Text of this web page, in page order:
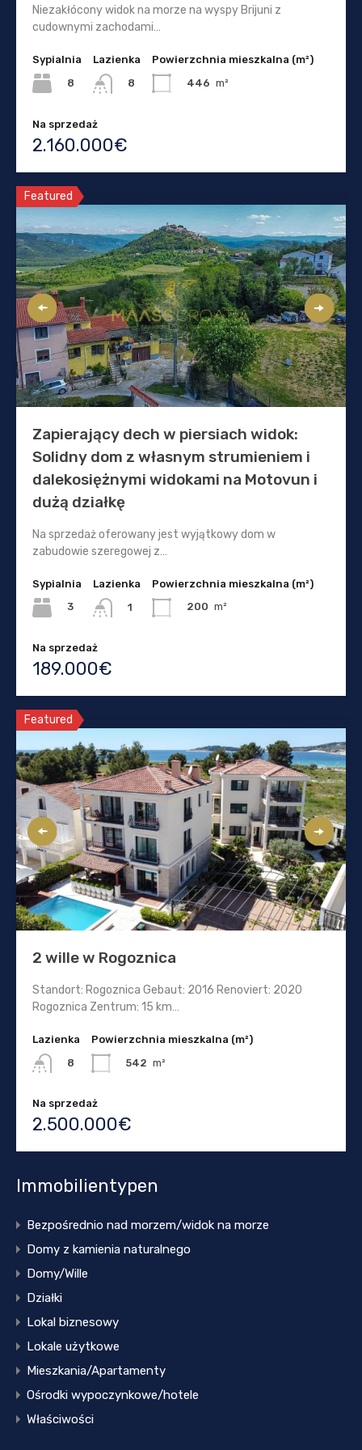
Niezakłócony widok na morze na wyspy Brijuni z
cudownymi zachodami…
Sypialnia
8
Lazienka
8
Powierzchnia mieszkalna (m²)
446 m²
Na sprzedaż
2.160.000€
Featured
Zapierający dech w piersiach widok:
Solidny dom z własnym strumieniem i
dalekosiężnymi widokami na Motovun i
dużą działkę
Na sprzedaż oferowany jest wyjątkowy dom w
zabudowie szeregowej z…
Sypialnia
3
Lazienka
1
Powierzchnia mieszkalna (m²)
200 m²
Na sprzedaż
189.000€
Featured
2 wille w Rogoznica
Standort: Rogoznica Gebaut: 2016 Renoviert: 2020
Rogoznica Zentrum: 15 km…
Lazienka
8
Powierzchnia mieszkalna (m²)
542 m²
Na sprzedaż
2.500.000€
Immobilientypen
Bezpośrednio nad morzem/widok na morze
Domy z kamienia naturalnego
Domy/Wille
Działki
Lokal biznesowy
Lokale użytkowe
Mieszkania/Apartamenty
Ośrodki wypoczynkowe/hotele
Właściwości